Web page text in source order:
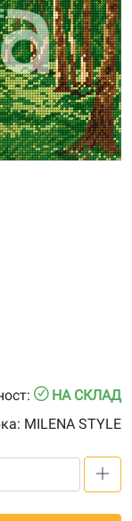
НА СКЛАД
MILENA STYLE